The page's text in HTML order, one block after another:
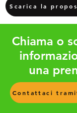
Scarica la
Chiama o
una